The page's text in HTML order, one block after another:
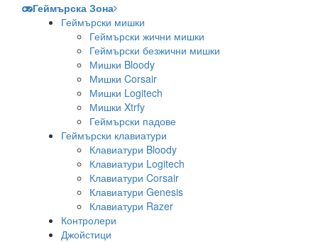
Геймърска Зона
Геймърски мишки
Геймърски жични мишки
Геймърски безжични мишки
Мишки Bloody
Мишки Corsair
Мишки Logitech
Мишки Xtrfy
Геймърски падове
Геймърски клавиатури
Клавиатури Bloody
Клавиатури Logitech
Клавиатури Corsair
Клавиатури Genesis
Клавиатури Razer
Контролери
Джойстици